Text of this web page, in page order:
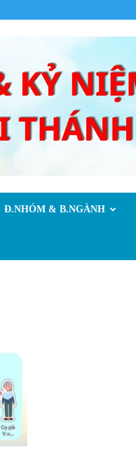
Đ.NHÓM & B.NGÀNH